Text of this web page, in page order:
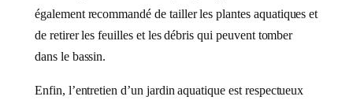
également recommandé de tailler les plantes aquatiques et
de retirer les feuilles et les débris qui peuvent tomber
dans le bassin.
Enfin, l’entretien d’un jardin aquatique est respectueux